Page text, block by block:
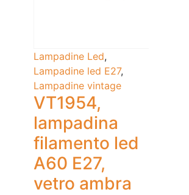
Lampadine Led,
Lampadine led E27,
Lampadine vintage
VT1954,
lampadina
filamento led
A60 E27,
vetro ambra